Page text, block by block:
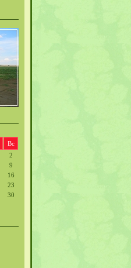
Вс
2
9
16
23
30